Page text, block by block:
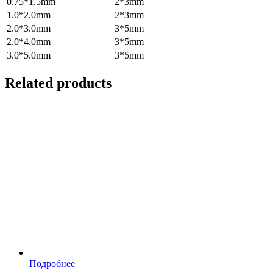
1.0*2.0mm
2*3mm
2.0*3.0mm
3*5mm
2.0*4.0mm
3*5mm
3.0*5.0mm
3*5mm
Related products
Подробнее